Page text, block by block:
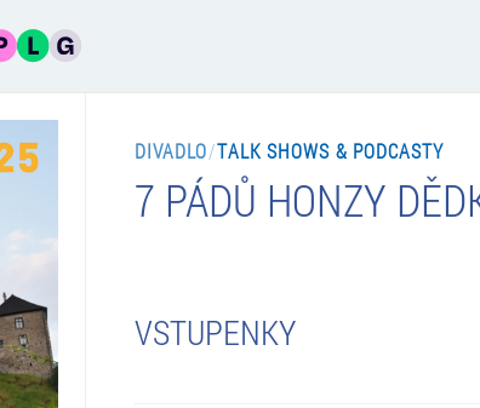
DIVADLO/TALK SHOWS & PODCASTY
7 PÁDŮ HONZY
VSTUPENKY